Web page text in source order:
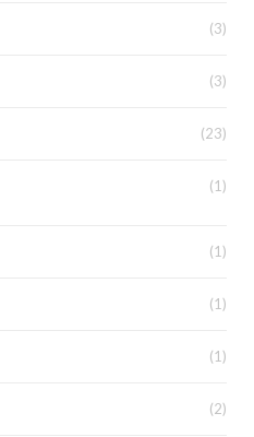
(3)
(3)
(23)
(1)
(1)
(1)
(1)
(2)